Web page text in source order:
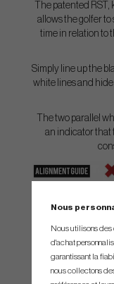
The patented
allows the golfer
time in relation to
Simply line up the
white lines and
The two parallel
an indicator that
Nous
Nous utilisons des
d'achat
garantissant la
nous collectons